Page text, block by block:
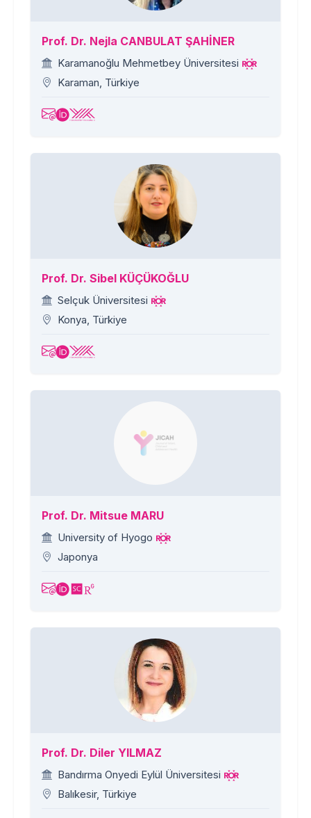
Prof. Dr. Nejla CANBULAT ŞAHİNER
Karamanoğlu Mehmetbey Üniversitesi
Karaman, Türkiye
Prof. Dr. Sibel KÜÇÜKOĞLU
Selçuk Üniversitesi
Konya, Türkiye
Prof. Dr. Mitsue MARU
University of Hyogo
Japonya
Prof. Dr. Diler YILMAZ
Bandırma Onyedi Eylül Üniversitesi
Balıkesir, Türkiye